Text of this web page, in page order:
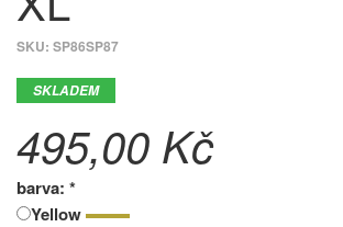
SKU: SP86SP87
SKLADEM
495,00 Kč
barva: *
Yellow